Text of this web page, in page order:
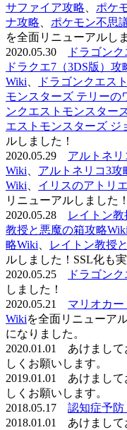
サファイア攻略
ポケ
ナ攻略
ポケモン不思
を全面リニューアルし
2020.05.30
ドラゴン
ドラクエ7（3DS版）攻
Wiki
ドラゴンクエス
モンスターズ テリーの
ンクエストモンスター
エストモンスターズ ジ
ルしました！
2020.05.29 アルトネ
Wiki
アルトネリコ3攻
Wiki
イリスのアトリ
リニューアルしました！
2020.05.28
レイトン
教授と悪魔の箱攻略Wiki
略Wiki
レイトン教授
ルしました！SSL化も
2020.05.25
ドラゴン
しました！
2020.05.21 マリオカ
Wikiを全面リニューア
になりました。
2020.01.01 あけまし
しくお願いします。
2019.01.01 あけまし
しくお願いします。
2018.05.17 認知症予
2018.01.01 あけまし